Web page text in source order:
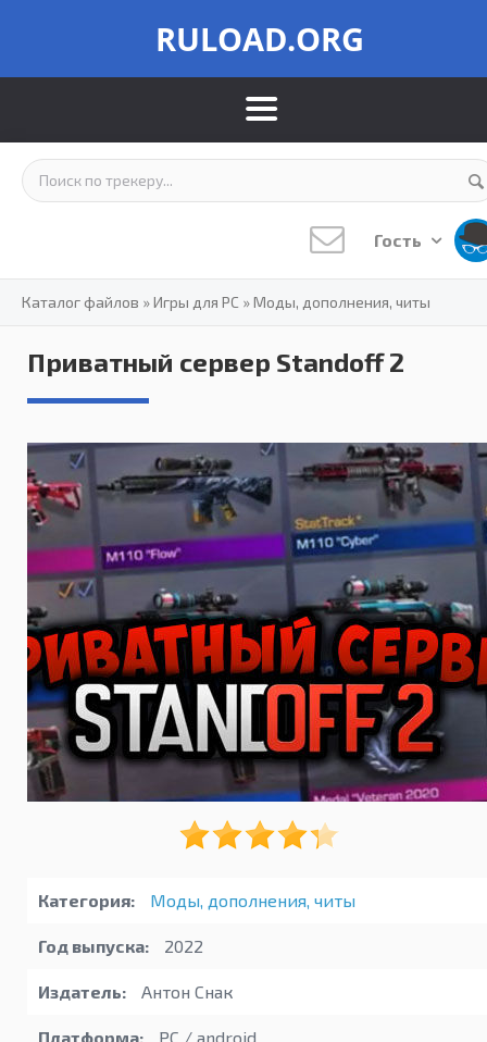
RULOAD.ORG
Гость
Каталог файлов »Игры для PC »Моды, дополнения, читы
Приватный сервер Standoff 2
Категория: Моды, дополнения, читы
Год выпуска: 2022
Издатель: Антон Снак
Платформа: PC / android